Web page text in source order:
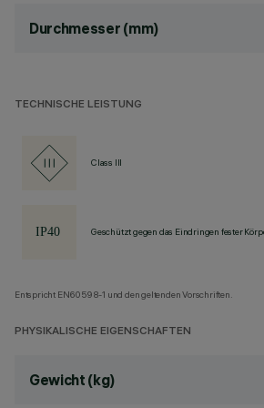
Durchmesser (mm)
TECHNISCHE LEISTUNG
Class III
Geschützt gegen das Eindringen fester
Entspricht EN60598-1 und den geltenden Vorschriften.
PHYSIKALISCHE EIGENSCHAFTEN
Gewicht (kg)